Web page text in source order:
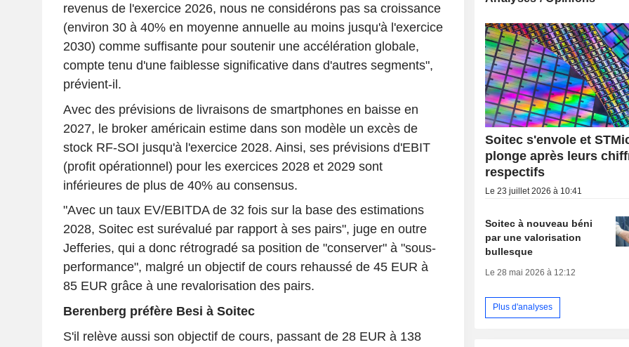
revenus de l'exercice 2026, nous ne considérons pas sa croissance
(environ 30 à 40% en moyenne annuelle au moins jusqu'à l'exercice
2030) comme suffisante pour soutenir une accélération globale,
compte tenu d'une faiblesse significative dans d'autres segments",
prévient-il.
Avec des prévisions de livraisons de smartphones en baisse en
2027, le broker américain estime dans son modèle un excès de
stock RF-SOI jusqu'à l'exercice 2028. Ainsi, ses prévisions d'EBIT
(profit opérationnel) pour les exercices 2028 et 2029 sont
inférieures de plus de 40% au consensus.
"Avec un taux EV/EBITDA de 32 fois sur la base des estimations
2028, Soitec est surévalué par rapport à ses pairs", juge en outre
Jefferies, qui a donc rétrogradé sa position de "conserver" à "sous-
performance", malgré un objectif de cours rehaussé de 45 EUR à
85 EUR grâce à une revalorisation des pairs.
Berenberg préfère Besi à Soitec
S'il relève aussi son objectif de cours, passant de 28 EUR à 138
Soitec s'envole et
plonge après leurs
respectifs
Le 23 juillet 2026 à 10:41
Soitec à nouveau béni
par une valorisation
bullesque
Le 28 mai 2026 à 12:12
Plus d'analyses